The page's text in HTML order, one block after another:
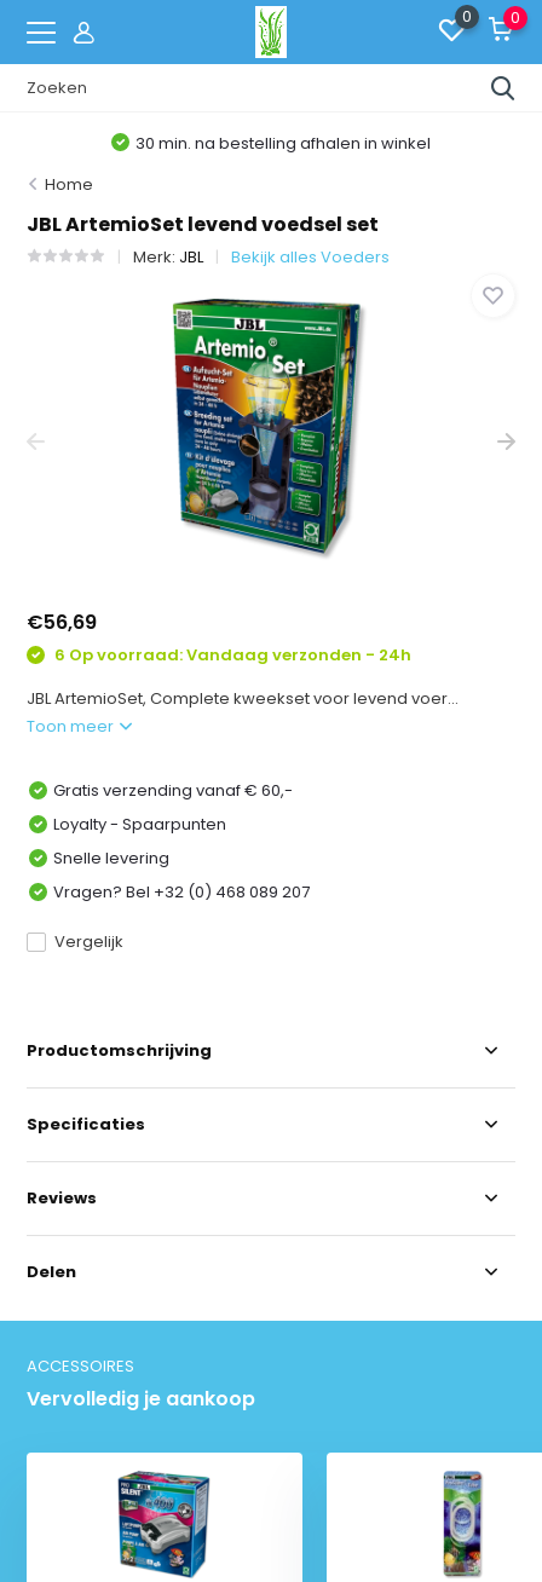
0 0
30 min. na bestelling afhalen in winkel
Home
JBL ArtemioSet levend voedsel set
Merk: JBL Bekijk alles Voeders
€56,69
6 Op voorraad: Vandaag verzonden - 24h
JBL ArtemioSet, Complete kweekset voor levend voer...
Toon meer
Gratis verzending vanaf € 60,-
Loyalty - Spaarpunten
Snelle levering
Vragen? Bel +32 (0) 468 089 207
Vergelijk
Productomschrijving
Specificaties
Reviews
Delen
ACCESSOIRES
Vervolledig je aankoop